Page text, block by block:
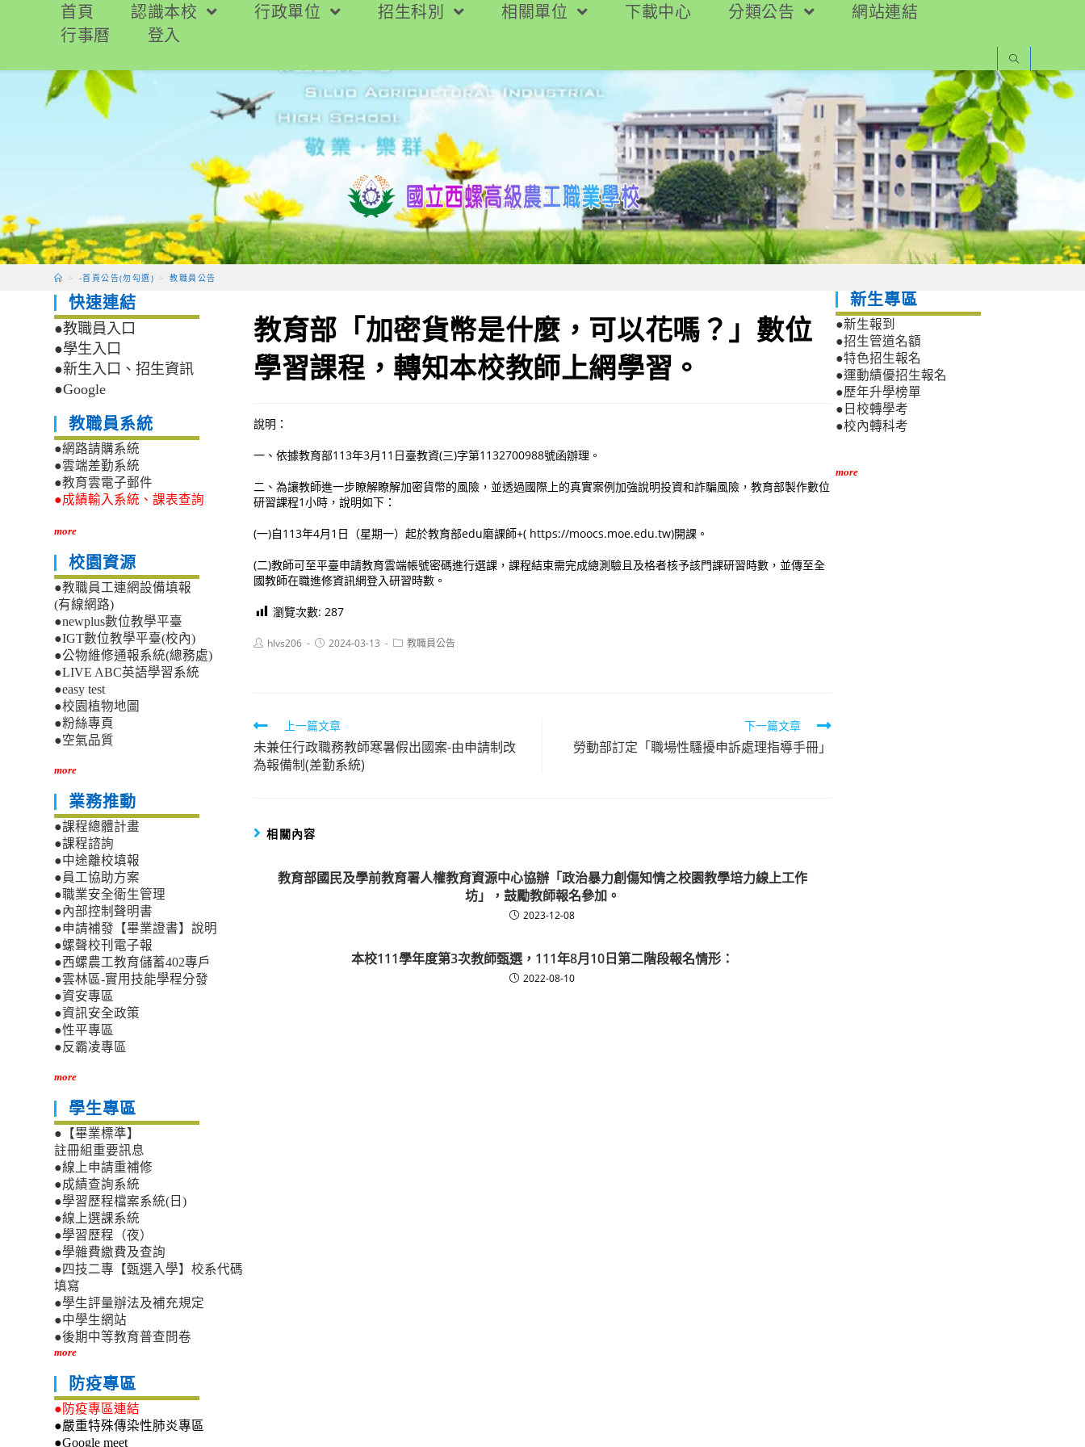
要
首頁 認識本校 行政單位 招生科別 相關單位 下載中心 分類公告
網站連結
行事曆
登入
> -首頁公告(勿勾選) > 教職員公告
教育部「加密貨幣是什麼，可以花嗎？」數位
學習課程，轉知本校教師上網學習。
說明：
一、依據教育部113年3月11日臺教資(三)字第1132700988號函辦理。
二、為讓教師進一步瞭解瞭解加密貨幣的風險，並透過國際上的真實案例加強說明投資和詐騙風險，教育部製作數位
研習課程1小時，說明如下：
(一)自113年4月1日（星期一）起於教育部edu磨課師+( https://moocs.moe.edu.tw)開課。
(二)教師可至平臺申請教育雲端帳號密碼進行選課，課程結束需完成總測驗且及格者核予該門課研習時數，並傳至全
國教師在職進修資訊網登入研習時數。
瀏覽次數: 287
Posthlvs206
Post2024-03-13
Post教職員公告
Read
more
articles
上一篇文章
未兼任行政職務教師寒暑假出國案-由申請制改
為報備制(差勤系統)
下一篇文章
勞動部訂定「職場性騷擾申訴處理指導手冊」
相關內容
教育部國民及學前教育署人權教育資源中心協辦「政治暴力創傷知情之校園教學培力線上工作
坊」，鼓勵教師報名參加。
2023-12-08
本校111學年度第3次教師甄選，111年8月10日第二階段報名情形：
2022-08-10
快速連結
●教職員入口
●學生入口
●新生入口、招生資訊
●Google
教職員系統
●網路請購系統
●雲端差勤系統
●教育雲電子郵件
●成績輸入系統、課表查詢
more
校園資源
●教職員工連網設備填報
(有線網路)
●newplus數位教學平臺
●IGT數位教學平臺(校內)
●公物維修通報系統(總務處)
●LIVE ABC英語學習系統
●easy test
●校園植物地圖
●粉絲專頁
●空氣品質
more
業務推動
●課程總體計畫
●課程諮詢
●中途離校填報
●員工協助方案
●職業安全衛生管理
●內部控制聲明書
●申請補發【畢業證書】說明
●螺聲校刊電子報
●西螺農工教育儲蓄402專戶
●雲林區-實用技能學程分發
●資安專區
●資訊安全政策
●性平專區
●反霸凌專區
more
學生專區
●【畢業標準】
註冊組重要訊息
●線上申請重補修
●成績查詢系統
●學習歷程檔案系統(日)
●線上選課系統
●學習歷程（夜）
●學雜費繳費及查詢
●四技二專【甄選入學】校系代碼
填寫
●學生評量辦法及補充規定
●中學生網站
●後期中等教育普查問卷
more
防疫專區
●防疫專區連結
●嚴重特殊傳染性肺炎專區
●Google meet
新生專區
●新生報到
●招生管道名額
●特色招生報名
●運動績優招生報名
●歷年升學榜單
●日校轉學考
●校內轉科考
more